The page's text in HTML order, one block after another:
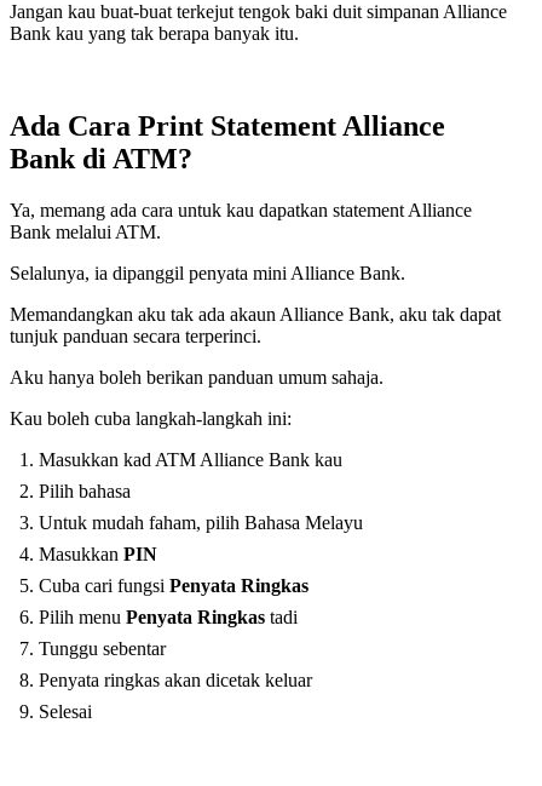
Jangan kau buat-buat terkejut tengok baki duit simpanan Alliance
Bank kau yang tak berapa banyak itu.
Ada Cara Print Statement Alliance
Bank di ATM?
Ya, memang ada cara untuk kau dapatkan statement Alliance
Bank melalui ATM.
Selalunya, ia dipanggil penyata mini Alliance Bank.
Memandangkan aku tak ada akaun Alliance Bank, aku tak dapat
tunjuk panduan secara terperinci.
Aku hanya boleh berikan panduan umum sahaja.
Kau boleh cuba langkah-langkah ini:
Masukkan kad ATM Alliance Bank kau
Pilih bahasa
Untuk mudah faham, pilih Bahasa Melayu
Masukkan PIN
Cuba cari fungsi Penyata Ringkas
Pilih menu Penyata Ringkas tadi
Tunggu sebentar
Penyata ringkas akan dicetak keluar
Selesai